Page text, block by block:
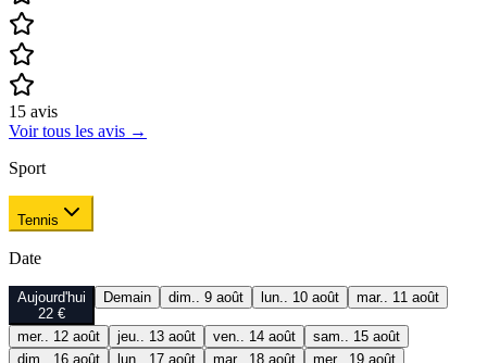
15 avis
Voir tous les avis →
Sport
Tennis
Date
Aujourd'hui
22 €
Demain dim.. 9 août lun.. 10 août mar.. 11 août
mer.. 12 août jeu.. 13 août ven.. 14 août
sam.. 15 août
dim.. 16 août
lun.. 17 août mar.. 18 août mer.. 19 août